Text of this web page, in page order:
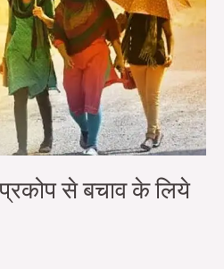
से बचाव के लिये